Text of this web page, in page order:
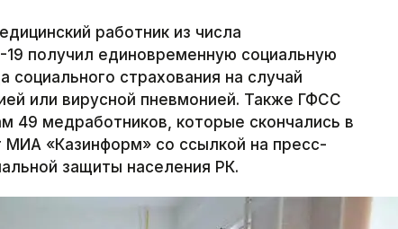
работник из числа
19 получил единовременную социальную
социального страхования на случай
или вирусной пневмонией. Также ГФСС
49 медработников, которые скончались в
МИА «Казинформ» со ссылкой на пресс-
защиты населения РК.